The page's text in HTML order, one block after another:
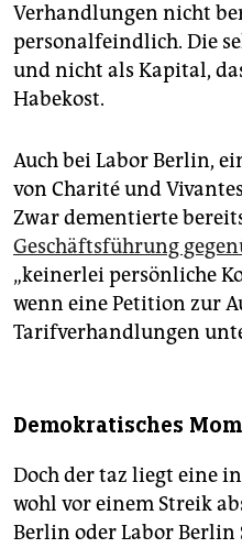
Verhandlungen nicht
personalfeindlich. Die
und nicht als Kapital,
Habekost.
Auch bei Labor Berlin,
von Charité und
Zwar dementierte
Geschäftsführung
„keinerlei persönliche
wenn eine Petition zur
Tarifverhandlungen
Demokratisches
Doch der taz liegt eine
wohl vor einem Streik
Berlin oder Labor Berlin